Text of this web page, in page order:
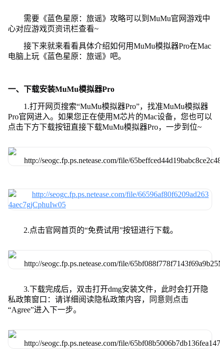
需要《蓝色星原：旅谣》攻略可以到MuMu官网游戏中
心对应游戏页资讯栏查看~
接下来就来看看具体介绍如何用MuMu模拟器Pro在Mac
电脑上玩《蓝色星原：旅谣》吧。
一、下载安装MuMu模拟器Pro
1.打开网页搜索“MuMu模拟器Pro”，找准MuMu模拟器
Pro官网进入。如果您正在使用M芯片的Mac设备，您也可以
点击下方下载按钮直接下载MuMu模拟器Pro，一步到位~
2.点击官网首页的“免费试用”按钮进行下载。
3.下载完成后，双击打开dmg安装文件，此时会打开隐
私政策窗口：请详细阅读隐私政策内容，同意则点击
“Agree”进入下一步。